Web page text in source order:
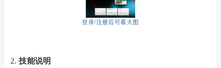
登录/注册后可看大图
2.技能说明